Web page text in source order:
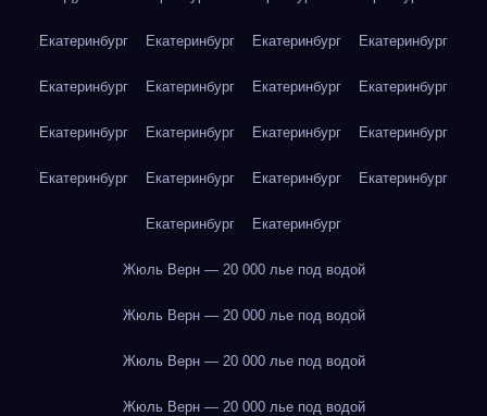
Екатеринбург Екатеринбург Екатеринбург Екатеринбург
Екатеринбург Екатеринбург Екатеринбург Екатеринбург
Екатеринбург Екатеринбург Екатеринбург Екатеринбург
Екатеринбург Екатеринбург Екатеринбург Екатеринбург
Екатеринбург Екатеринбург
Жюль Верн — 20 000 лье под водой
Жюль Верн — 20 000 лье под водой
Жюль Верн — 20 000 лье под водой
Жюль Верн — 20 000 лье под водой